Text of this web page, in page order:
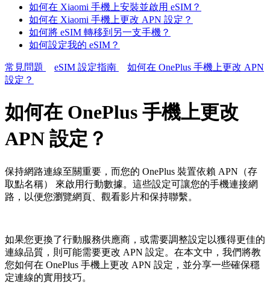
如何在 Xiaomi 手機上安裝並啟用 eSIM？
如何在 Xiaomi 手機上更改 APN 設定？
如何將 eSIM 轉移到另一支手機？
如何設定我的 eSIM？
常見問題 eSIM 設定指南
如何在 OnePlus 手機上更改 APN
設定？
如何在 OnePlus 手機上更改
APN 設定？
保持網路連線至關重要，而您的 OnePlus 裝置依賴 APN（存
取點名稱） 來啟用行動數據。這些設定可讓您的手機連接網
路，以便您瀏覽網頁、觀看影片和保持聯繫。
如果您更換了行動服務供應商，或需要調整設定以獲得更佳的
連線品質，則可能需要更改 APN 設定。在本文中，我們將教
您如何在 OnePlus 手機上更改 APN 設定，並分享一些確保穩
定連線的實用技巧。